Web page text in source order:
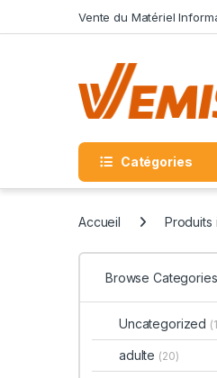
Vente du Matériel
Catégories
Accueil Produits
Browse Categories
Uncategorized
adulte (20)